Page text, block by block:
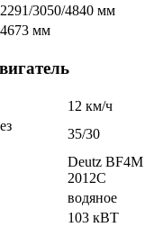
2291/3050/4840 мм
4673 мм
12 км/ч
35/30
Deutz BF4M
2012C
водяное
103 кВТ